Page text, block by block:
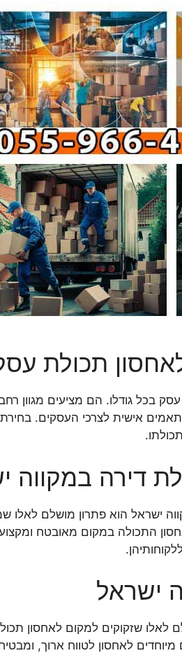
תכולת
בכל גודלו. הם מציעים מגוון
אישית לצרכי העסקים.
דירה במקווה
ישראל הוא פתרון מושלם לאלו
התכולה במקום מאובטח
ישראל
לאלו שזקוקים למקום לאחסון
לאחסון לטווח ארוך,